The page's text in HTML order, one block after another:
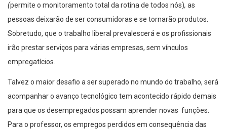
(permite o monitoramento total da rotina de todos nós), as
pessoas deixarão de ser consumidoras e se tornarão produtos.
Sobretudo, que o trabalho liberal prevalescerá e os profissionais
irão prestar serviços para várias empresas, sem vínculos
empregatícios.
Talvez o maior desafio a ser superado no mundo do trabalho, será
acompanhar o avanço tecnológico tem acontecido rápido demais
para que os desempregados possam aprender novas funções.
Para o professor, os empregos perdidos em consequência das